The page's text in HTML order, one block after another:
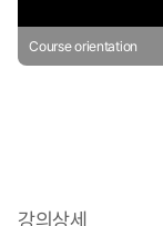
Course orientation
강의상세